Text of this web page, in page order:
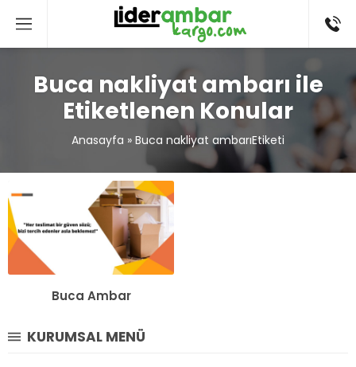
Buca nakliyat ambarı ile
Etiketlenen Konular
Anasayfa » Buca nakliyat ambarıEtiketi
Buca Ambar
KURUMSAL MENÜ